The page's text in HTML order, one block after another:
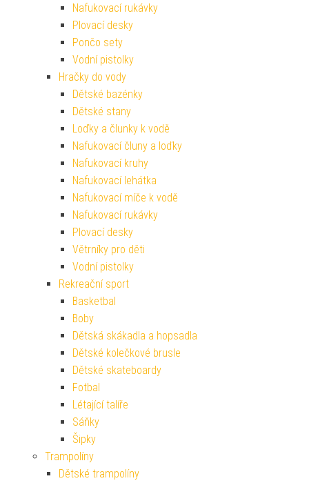
Nafukovací rukávky
Plovací desky
Pončo sety
Vodní pistolky
Hračky do vody
Dětské bazénky
Dětské stany
Loďky a člunky k vodě
Nafukovací čluny a loďky
Nafukovací kruhy
Nafukovací lehátka
Nafukovací míče k vodě
Nafukovací rukávky
Plovací desky
Větrníky pro děti
Vodní pistolky
Rekreační sport
Basketbal
Boby
Dětská skákadla a hopsadla
Dětské kolečkové brusle
Dětské skateboardy
Fotbal
Létající talíře
Sáňky
Šipky
Trampolíny
Dětské trampolíny